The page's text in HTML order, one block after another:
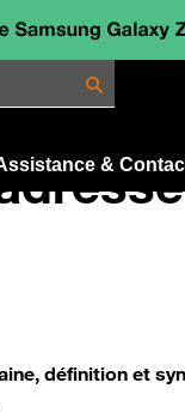
&
définition et